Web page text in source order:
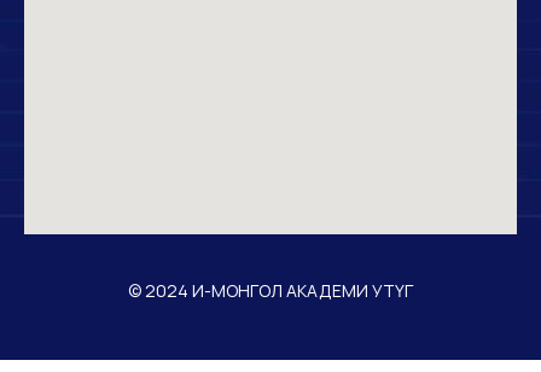
© 2024 И-МОНГОЛ АКАДЕМИ УТҮГ